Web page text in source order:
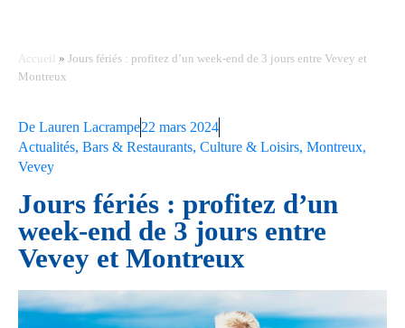
Accueil » Jours fériés : profitez d’un week-end de 3 jours entre Vevey et
Montreux
De Lauren Lacrampe22 mars 2024
Actualités, Bars & Restaurants, Culture & Loisirs, Montreux,
Vevey
Jours fériés : profitez d’un
week-end de 3 jours entre
Vevey et Montreux